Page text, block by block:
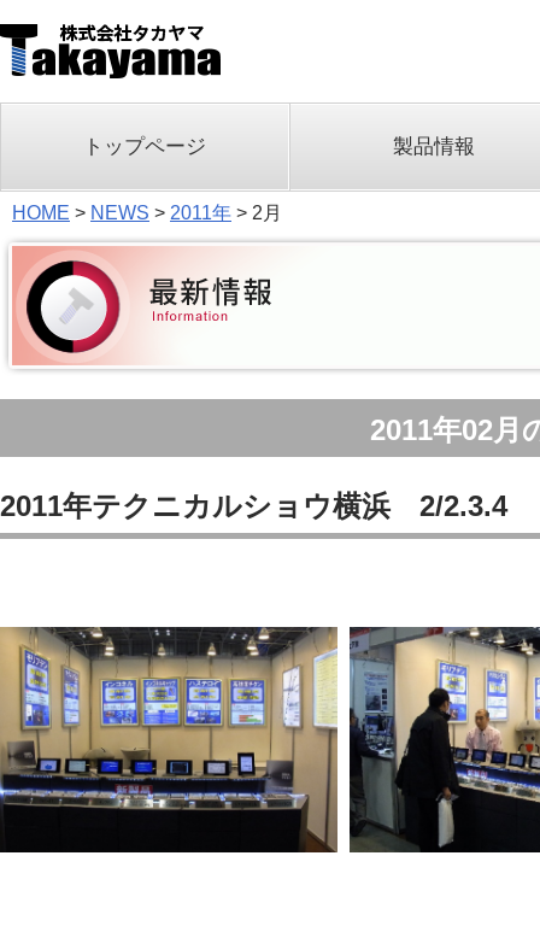
トップページ 製品情報
HOME > NEWS > 2011年 > 2月
2011年02月
2011年テクニカルショウ横浜 2/2.3.4